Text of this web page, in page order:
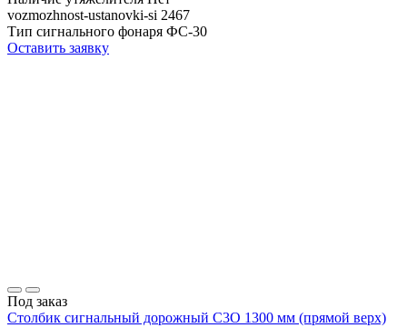
vozmozhnost-ustanovki-si 2467
Тип сигнального фонаря ФС-30
Оставить заявку
Под заказ
Столбик сигнальный дорожный С3О 1300 мм (прямой верх)